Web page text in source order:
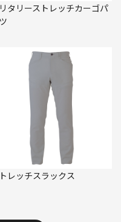
タリーストレッチカーゴパ
レッチスラックス